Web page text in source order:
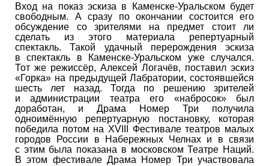
Вход на показ эскиза в Каменске-Уральском будет
свободным. А сразу по окончании состоится его
обсуждение со зрителями на предмет стоит ли
сделать из этого материала репертуарный
спектакль. Такой удачный перерождения эскиза
в спектакль в Каменске-Уральском уже случался.
Тот же режиссёр, Алексей Логачёв, поставил эскиз
«Горка» на предыдущей Лабратории, состоявшейся
шесть лет назад. Тогда по решению зрителей
и администрации театра его «набросок» был
доработан, и Драма Номер Три получила
одноимённую репертуарную постановку, которая
победила потом на XVIII Фестивале театров малых
городов России в Набережных Челнах и в связи
с этим была показана в московском Театре Наций.
В этом фестивале Драма Номер Три участвовала